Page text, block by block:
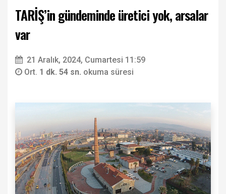
TARİŞ’in gündeminde üretici yok, arsalar
var
21 Aralık, 2024, Cumartesi 11:59
Ort. 1 dk. 54 sn. okuma süresi